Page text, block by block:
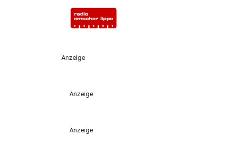
Anzeige
Anzeige
Anzeige